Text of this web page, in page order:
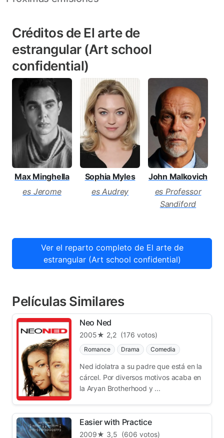
Créditos de El arte de
estrangular (Art school
confidential)
Max Minghella
es Jerome
Sophia Myles
es Audrey
John Malkovich
es Professor
Sandiford
Ver el reparto completo de El arte de
estrangular (Art school confidential)
Películas Similares
Neo Ned
2005★ 2,2 (176 votos)
Romance Drama Comedia
Ned idolatra a su padre que está en la
cárcel. Por diversos motivos acaba en
la Aryan Brotherhood y ...
Easier with Practice
2009★ 3,5 (606 votos)